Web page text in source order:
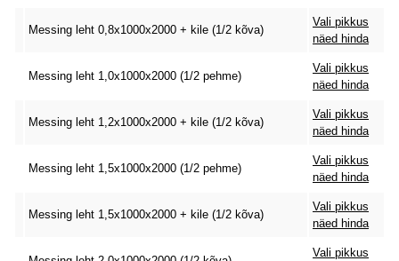
Messing leht 0,8x1000x2000 + kile (1/2 kõva)
Vali pikkus
näed hinda
Messing leht 1,0x1000x2000 (1/2 pehme)
Vali pikkus
näed hinda
Messing leht 1,2x1000x2000 + kile (1/2 kõva)
Vali pikkus
näed hinda
Messing leht 1,5x1000x2000 (1/2 pehme)
Vali pikkus
näed hinda
Messing leht 1,5x1000x2000 + kile (1/2 kõva)
Vali pikkus
näed hinda
Vali pikkus